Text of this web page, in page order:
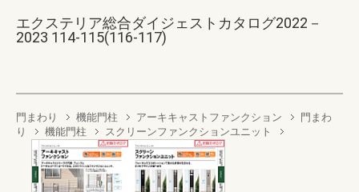
エクステリア総合ダイジェストカタログ2022－
2023 114-115(116-117)
門まわり 機能門柱 アーキキャストファンクション
門まわ
り
機能門柱 スクリーンファンクションユニット